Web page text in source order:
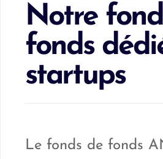
Notre
fonds
startups
Le fonds de fonds